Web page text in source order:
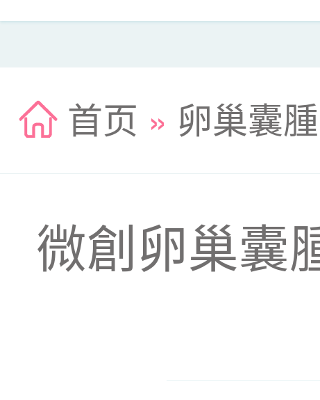
首页 » 卵巢囊腫
微創卵巢囊